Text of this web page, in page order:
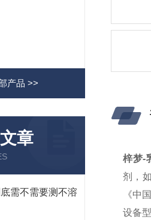
产品 >>
章
需不需要测不溶
梓梦-
剂，
《中
设备